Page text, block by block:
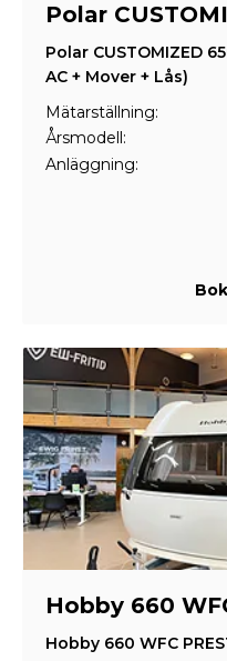
Polar
Polar CUSTOMIZED
AC + Mover + Lås)
Mätarställning:
Årsmodell:
Anläggning:
Hobby 660
Hobby 660 WFC